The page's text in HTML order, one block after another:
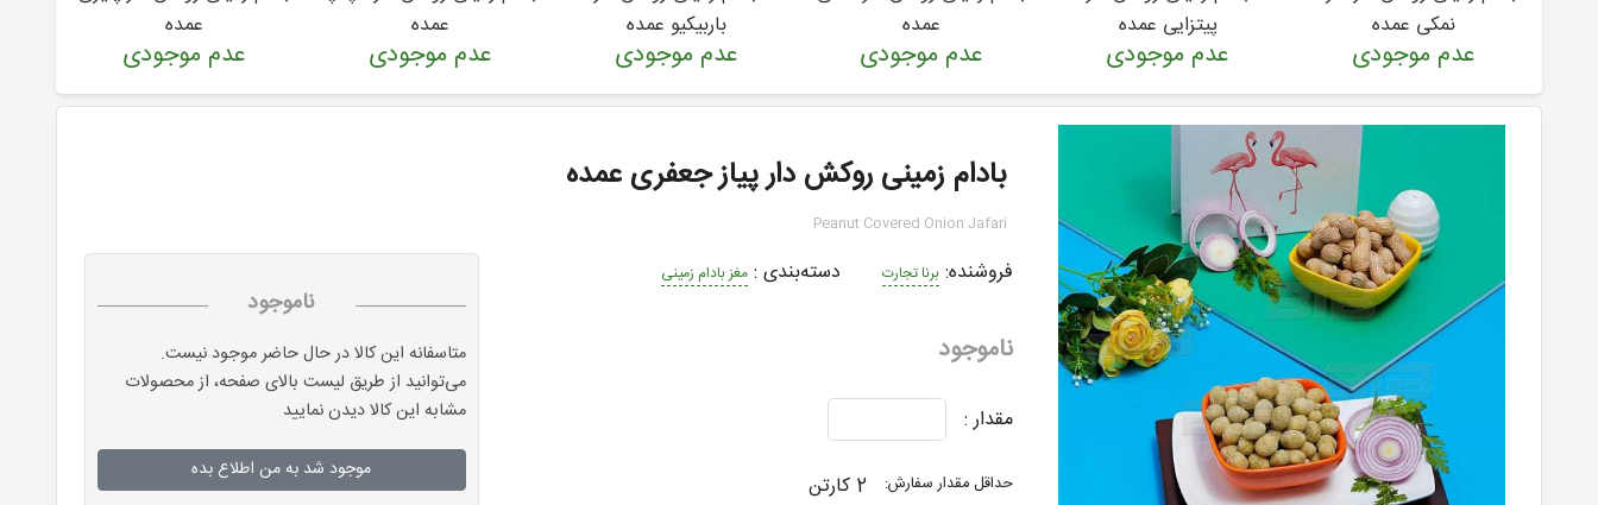
نمکی عمده
عدم موجودی
پیتزایی عمده
عدم موجودی
عمده
عدم موجودی
باربیکیو عمده
عدم موجودی
عمده
عدم موجودی
عمده
عدم موجودی
بادام زمینی روکش دار پیاز جعفری عمده
Peanut Covered Onion Jafari
فروشنده: برنا تجارت دسته‌بندی : مغز بادام زمینی
ناموجود
مقدار :
حداقل مقدار سفارش: 2 کارتن
ناموجود
متاسفانه این کالا در حال حاضر موجود نیست.
می‌توانید از طریق لیست بالای صفحه، از محصولات
مشابه این کالا دیدن نمایید
موجود شد به من اطلاع بده